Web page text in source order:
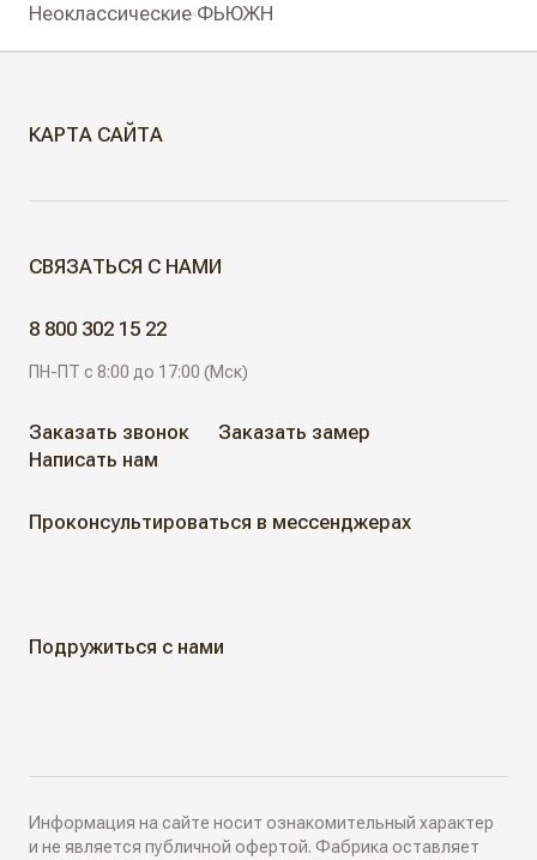
Неоклассические ФЬЮЖН
КАРТА САЙТА
АЛЮМИНИЕВЫЕ РЕШЕНИЯ
АКЦИИ
КАК КУПИТЬ
Как замерить
Дизайнеры в вашем городе
РАЗДВИЖНЫЕ ПЕРЕГОРОДКИ
СВЯЗАТЬСЯ С НАМИ
8 800 302 15 22
ПН-ПТ с 8:00 до 17:00 (Мск)
Заказать звонок
Заказать замер
Написать нам
Проконсультироваться в мессенджерах
Подружиться с нами
Информация на сайте носит ознакомительный характер
и не является публичной офертой. Фабрика оставляет